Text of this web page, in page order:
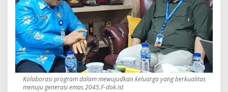
Kolaborasi program dalam mewujudkan keluarga yang berkualitas
menuju generasi emas 2045.F-dok.ist